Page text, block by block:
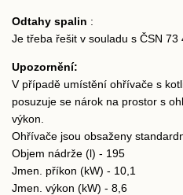
Odtahy spalin :
Je třeba řešit v souladu s ČSN 73
Upozornění:
V případě umístění ohřívače s
posuzuje se nárok na prostor s
výkon.
Ohřívače jsou obsaženy
Objem nádrže (l) - 195
Jmen. příkon (kW) - 10,1
Jmen. výkon (kW) - 8,6